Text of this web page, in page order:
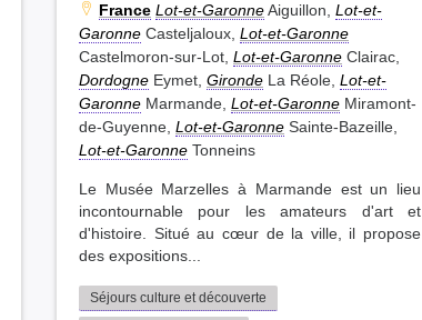
France Lot-et-GaronneAiguillon, Lot-et-
Garonne Casteljaloux, Lot-et-Garonne
Castelmoron-sur-Lot, Lot-et-Garonne Clairac,
Dordogne Eymet, Gironde La Réole, Lot-et-
Garonne Marmande, Lot-et-Garonne Miramont-
de-Guyenne, Lot-et-Garonne Sainte-Bazeille,
Lot-et-Garonne Tonneins
Le Musée Marzelles à Marmande est un lieu
incontournable pour les amateurs d'art et
d'histoire. Situé au cœur de la ville, il propose
des expositions...
Séjours culture et découverte